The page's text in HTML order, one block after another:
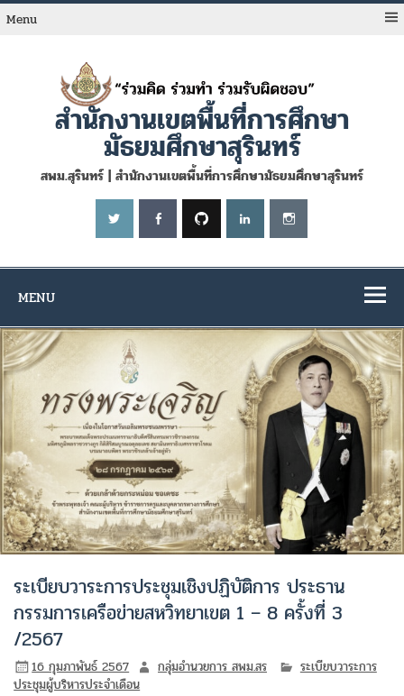
Skip
toMenu
สำนักงานเขตพื้นที่การศึกษา
มัธยมศึกษาสุรินทร์
สพม.สุรินทร์ | สำนักงานเขตพื้นที่การศึกษามัธยมศึกษาสุรินทร์
MENU
ระเบียบวาระการประชุมเชิงปฏิบัติการ ประธาน
กรรมการเครือข่ายสหวิทยาเขต 1 – 8 ครั้งที่ 3
/2567
16 กุมภาพันธ์ 2567 กลุ่มอำนวยการ สพม.สร
ระเบียบวาระการ
ประชุมผู้บริหารประจำเดือน